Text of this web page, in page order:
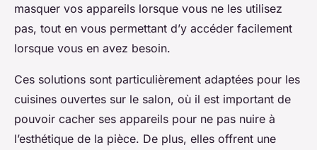
masquer vos appareils lorsque vous ne les utilisez
pas, tout en vous permettant d’y accéder facilement
lorsque vous en avez besoin.
Ces solutions sont particulièrement adaptées pour les
cuisines ouvertes sur le salon, où il est important de
pouvoir cacher ses appareils pour ne pas nuire à
l’esthétique de la pièce. De plus, elles offrent une